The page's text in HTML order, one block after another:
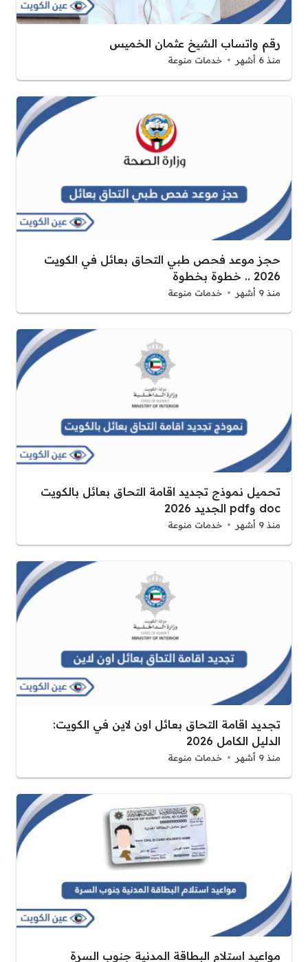
رقم واتساب الشيخ عثمان الخميس
منذ 6 أشهر خدمات منوعة
حجز موعد فحص طبي التحاق بعائل في الكويت
2026 .. خطوة بخطوة
منذ 9 أشهر خدمات منوعة
تحميل نموذج تجديد اقامة التحاق بعائل بالكويت
doc وpdf الجديد 2026
منذ 9 أشهر خدمات منوعة
تجديد اقامة التحاق بعائل اون لاين في الكويت:
الدليل الكامل 2026
منذ 9 أشهر خدمات منوعة
مواعيد استلام البطاقة المدنية جنوب السرة